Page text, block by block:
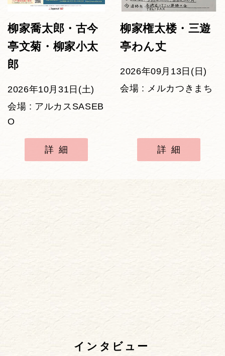
柳家喬太郎・古今
亭文菊・柳家小太
郎
2026年10月31日(土)
会場 : アルカスSASEB
O
詳細
柳家権太楼・三遊
亭わん丈
2026年09月13日(日)
会場 : メルカつきまち
詳細
インタビュー